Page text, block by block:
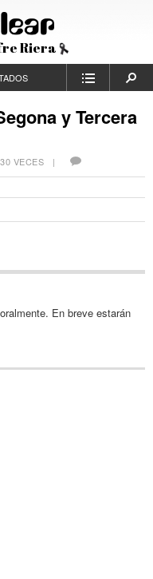
Riera
y Tercera
VECES |
En breve estarán